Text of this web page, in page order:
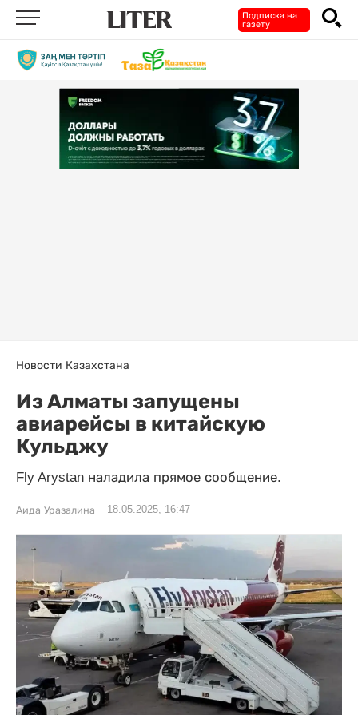
Подписка на
газету
Новости Казахстана
Из Алматы запущены
авиарейсы в китайскую
Кульджу
Fly Arystan наладила прямое сообщение.
Аида Уразалина 18.05.2025, 16:47